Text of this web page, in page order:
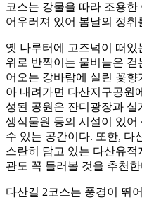
코스는 강물을 따라 조용한
어우러져 있어 봄날의 정취
옛 나루터에 고즈넉이 떠
위로 반짝이는 물비늘은
어오는 강바람에 실린 꽃
아 내려가면 다산지구공원
성된 공원은 잔디광장과
생식물원 등의 시설이 있
수 있는 공간이다. 또한, 다
스란히 담고 있는 다산유
관도 꼭 들러볼 것을 추천한
다산길 2코스는 풍경이 뛰